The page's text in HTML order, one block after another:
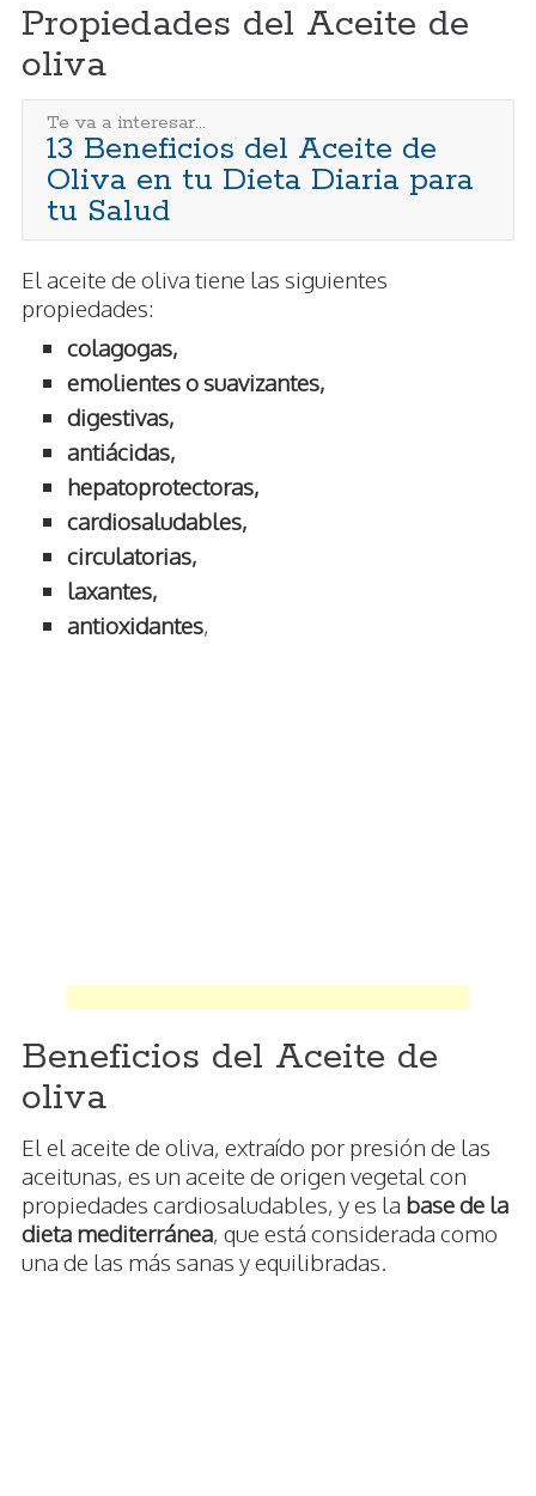
Propiedades del Aceite de
oliva
Te va a interesar...
13 Beneficios del Aceite de
Oliva en tu Dieta Diaria para
tu Salud
El aceite de oliva tiene las siguientes
propiedades:
colagogas,
emolientes o suavizantes,
digestivas,
antiácidas,
hepatoprotectoras,
cardiosaludables,
circulatorias,
laxantes,
antioxidantes,
Beneficios del Aceite de
oliva
El el aceite de oliva, extraído por presión de las
aceitunas, es un aceite de origen vegetal con
propiedades cardiosaludables, y es la base de la
dieta mediterránea, que está considerada como
una de las más sanas y equilibradas.